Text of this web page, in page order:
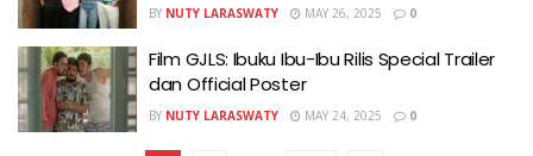
BY NUTY LARASWATY MAY 26, 2025 0
Film GJLS: Ibuku Ibu-Ibu Rilis Special Trailer
dan Official Poster
BY NUTY LARASWATY MAY 24, 2025 0